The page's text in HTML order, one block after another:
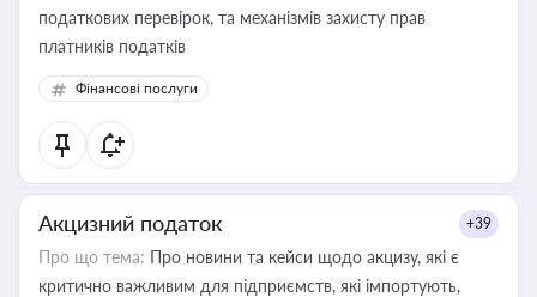
податкових перевірок, та механізмів захисту прав
платників податків
Фінансові послуги
Акцизний податок +39
Про що тема: Про новини та кейси щодо акцизу, які є
критично важливим для підприємств, які імпортують,